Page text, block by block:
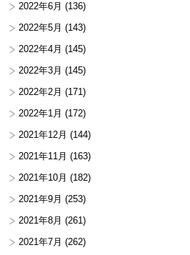
2022年6月 (136)
2022年5月 (143)
2022年4月 (145)
2022年3月 (145)
2022年2月 (171)
2022年1月 (172)
2021年12月 (144)
2021年11月 (163)
2021年10月 (182)
2021年9月 (253)
2021年8月 (261)
2021年7月 (262)